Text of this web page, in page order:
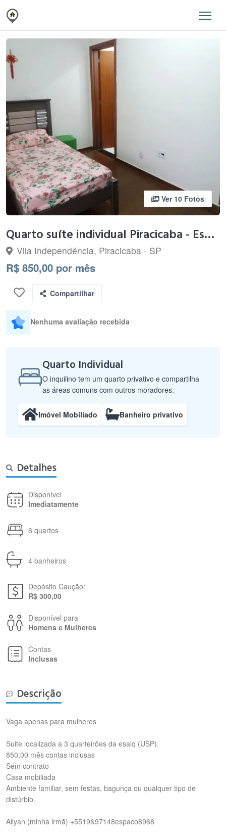
Ver 10 Fotos
Quarto suíte individual Piracicaba - Esalq
Vila Independência, Piracicaba - SP
R$ 850,00 por mês
Compartilhar
Nenhuma avaliação recebida
Quarto Individual
O inquilino tem um quarto privativo e compartilha
as áreas comuns com outros moradores.
Imóvel Mobiliado Banheiro privativo
Detalhes
Disponível
Imediatamente
6 quartos
4 banheiros
Depósito Caução:
R$ 300,00
Disponível para
Homens e Mulheres
Contas
Inclusas
Descrição
Vaga apenas para mulheres
Suite localizada a 3 quarteirões da esalq (USP).
850,00 mês contas inclusas
Sem contrato
Casa mobiliada
Ambiente familiar, sem festas, bagunça ou qualquer tipo de
distúrbio.
Allyan (minha irmã) +5519&97148espaco8968